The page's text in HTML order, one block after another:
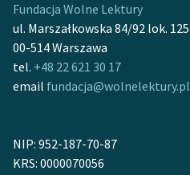
Popularyzacja
skandynawskiej literatury
feministycznej
Ręce pełne poezji
twórców przechodzących
do domeny publicznej,
Fundacja Wolne Lektury
ul. Marszałkowska 84/92 lok. 125
00-514 Warszawa
tel. +48 22 621 30 17
email fundacja@wolnelektury.pl
NIP: 952-187-70-87
KRS: 0000070056